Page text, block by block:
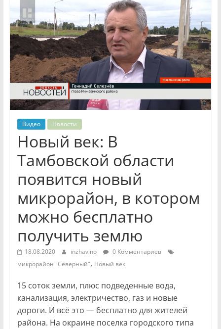
В вольере Воронинского
заповедника родились крапчатые
суслики
Видео Новости
Новый век: В
Тамбовской области
появится новый
микрорайон, в котором
можно бесплатно
получить землю
18.08.2020 inzhavino
0 Комментариев
микрорайон "Северный", Новый век
15 соток земли, плюс подведенные вода,
канализация, электричество, газ и новые
дороги. И всё это — бесплатно для жителей
района. На окраине поселка городского типа